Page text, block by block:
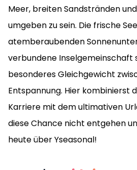
Meer, breiten Sandstränden
umgeben zu sein. Die frische
atemberaubenden
verbundene Inselgemeinschaft
besonderes Gleichgewicht
Entspannung. Hier kombinierst
Karriere mit dem ultimativen
diese Chance nicht entgehen
heute über Yseasonal!